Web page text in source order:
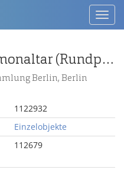
Fragment vom Pergamonaltar (Rundplastik oder Relief); Berlin:Relief / Statue (?), Gewandstück
Berlin, Berlin
1122932
Einzelobjekte
112679